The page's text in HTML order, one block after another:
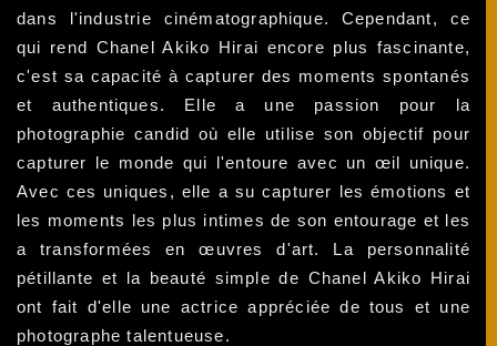
dans l'industrie cinématographique. Cependant, ce
qui rend Chanel Akiko Hirai encore plus fascinante,
c'est sa capacité à capturer des moments spontanés
et authentiques. Elle a une passion pour la
photographie candid où elle utilise son objectif pour
capturer le monde qui l'entoure avec un œil unique.
Avec ces uniques, elle a su capturer les émotions et
les moments les plus intimes de son entourage et les
a transformées en œuvres d'art. La personnalité
pétillante et la beauté simple de Chanel Akiko Hirai
ont fait d'elle une actrice appréciée de tous et une
photographe talentueuse.